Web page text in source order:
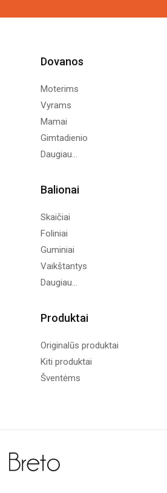
Dovanos
Moterims
Vyrams
Mamai
Gimtadienio
Daugiau...
Balionai
Skaičiai
Foliniai
Guminiai
Vaikštantys
Daugiau...
Produktai
Originalūs produktai
Kiti produktai
Šventėms